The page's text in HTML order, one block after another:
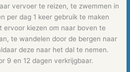
vervoer te reizen, te zwemmen in
per dag 1 keer gebruik te maken
ervoor kiezen om naar boven te
te wandelen door de bergen naar
deze naar het dal te nemen.
9 en 12 dagen verkrijgbaar.